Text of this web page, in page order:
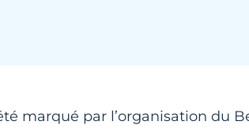
marqué par l’organisation du